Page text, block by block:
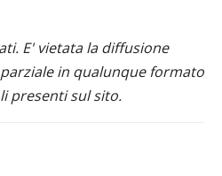
E' vietata la diffusione
in qualunque formato
presenti sul sito.